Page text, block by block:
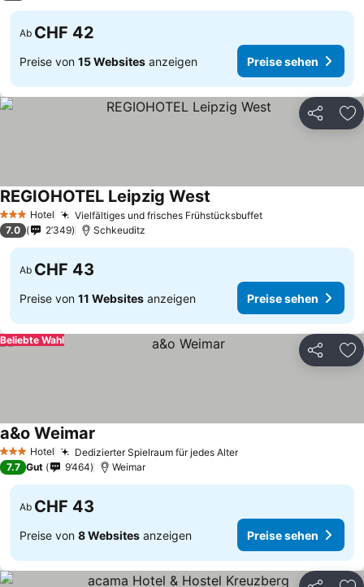
Ab CHF 42
Preise von 15 Websites anzeigen Preise sehen
Teilen
3 SterneHotel Vielfältiges und frisches Frühstücksbuffet
REGIOHOTEL Leipzig West
7.0 2’349 Schkeuditz
Ab CHF 43
Preise von 11 Websites anzeigen Preise sehen
Teilen
Beliebte Wahl
3 SterneHotel Dedizierter Spielraum für jedes Alter
a&o Weimar
7.7 Gut 9’464 Weimar
Ab CHF 43
Preise von 8 Websites anzeigen Preise sehen